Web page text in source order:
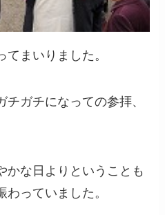
まいりました。
ガチになっての参拝、
かな日よりということも
っていました。